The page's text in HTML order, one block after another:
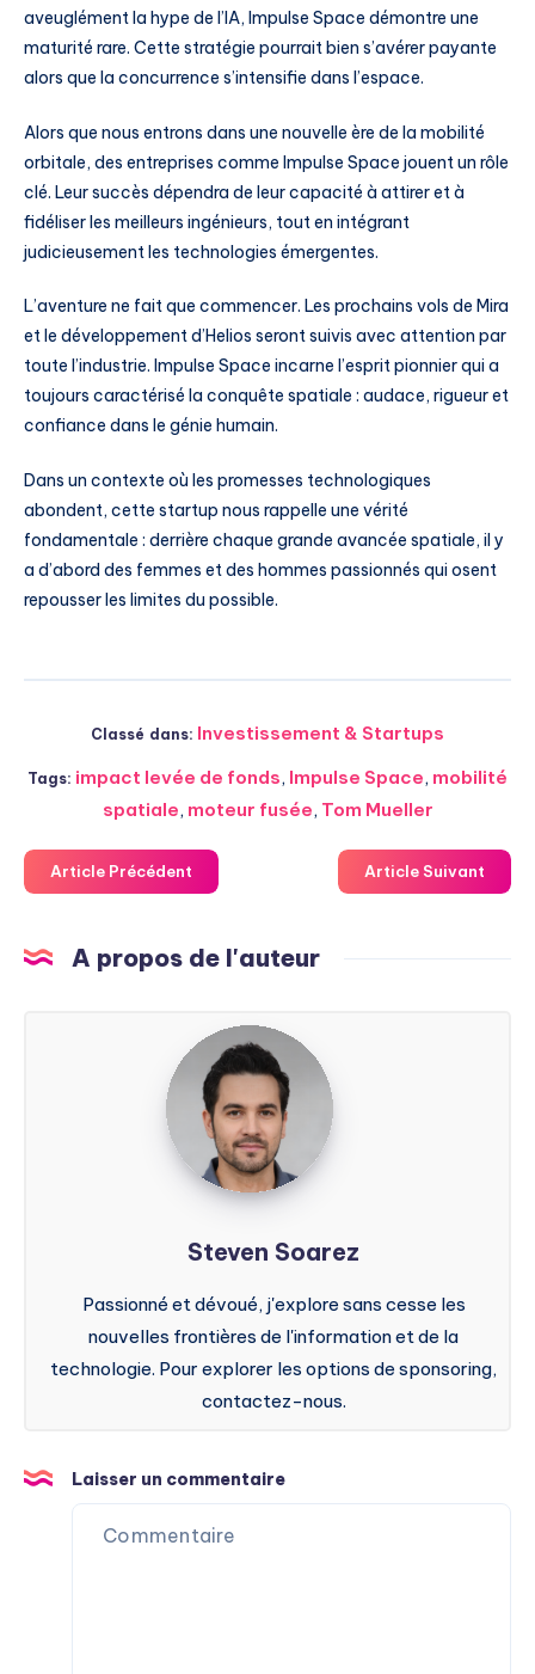
aveuglément la hype de l’IA, Impulse Space démontre une
maturité rare. Cette stratégie pourrait bien s’avérer payante
alors que la concurrence s’intensifie dans l’espace.
Alors que nous entrons dans une nouvelle ère de la mobilité
orbitale, des entreprises comme Impulse Space jouent un rôle
clé. Leur succès dépendra de leur capacité à attirer et à
fidéliser les meilleurs ingénieurs, tout en intégrant
judicieusement les technologies émergentes.
L’aventure ne fait que commencer. Les prochains vols de Mira
et le développement d’Helios seront suivis avec attention par
toute l’industrie. Impulse Space incarne l’esprit pionnier qui a
toujours caractérisé la conquête spatiale : audace, rigueur et
confiance dans le génie humain.
Dans un contexte où les promesses technologiques
abondent, cette startup nous rappelle une vérité
fondamentale : derrière chaque grande avancée spatiale, il y
a d’abord des femmes et des hommes passionnés qui osent
repousser les limites du possible.
Classé dans: Investissement & Startups
Tags: impact levée de fonds, Impulse Space, mobilité
spatiale, moteur fusée, Tom Mueller
Article Précédent Article Suivant
A propos de l'auteur
Steven
Soarez
Steven Soarez
Passionné et dévoué, j'explore sans cesse les
nouvelles frontières de l'information et de la
technologie. Pour explorer les options de sponsoring,
contactez-nous.
Laisser un commentaire